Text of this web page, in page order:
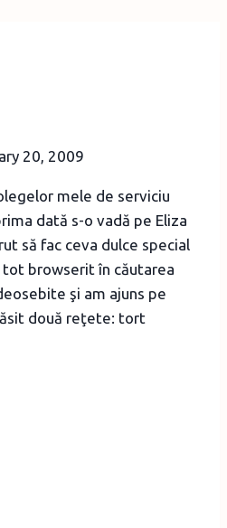
20, 2009
mele de serviciu
dată s-o vadă pe Eliza
să fac ceva dulce special
tot browserit în căutarea
şi am ajuns pe
două reţete: tort